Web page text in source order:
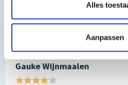
Alles
Aanpassen
Reviews van
”Prima geregeld. ”
Gauke Wijnmaalen